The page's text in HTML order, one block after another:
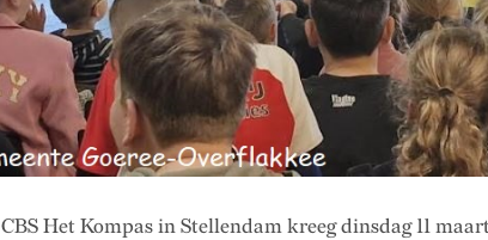
CBS Het Kompas in Stellendam kreeg dinsdag 11